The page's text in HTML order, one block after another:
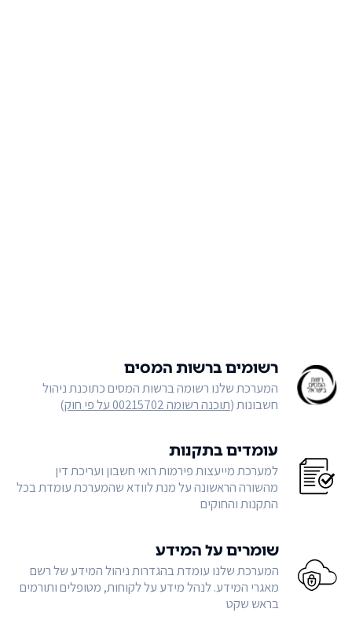
רשומים ברשות המסים
המערכת שלנו רשומה ברשות המסים כתוכנת ניהול
חשבונות (תוכנה רשומה 00215702 על פי חוק )
עומדים בתקנות
למערכת מייעצות פירמות רואי חשבון ועריכת דין
מהשורה הראשונה על מנת לוודא שהמערכת עומדת בכל
התקנות והחוקים
שומרים על המידע
המערכת שלנו עומדת בהגדרות ניהול המידע של רשם
מאגרי המידע. לנהל מידע על לקוחות, מטופלים ותורמים
בראש שקט